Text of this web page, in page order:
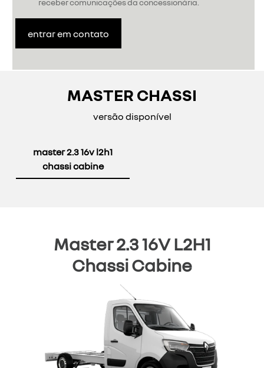
entrar em contato
MASTER CHASSI
versão disponível
master 2.3 16v l2h1
chassi cabine
Master 2.3 16V L2H1
Chassi Cabine